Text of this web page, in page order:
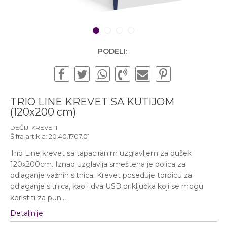
1
PODELI:
TRIO LINE KREVET SA KUTIJOM
(120x200 cm)
DEČIJI KREVETI
Šifra artikla: 20.40.1707.01
Trio Line krevet sa tapaciranim uzglavljem za dušek
120x200cm. Iznad uzglavlja smeštena je polica za
odlaganje važnih sitnica. Krevet poseduje torbicu za
odlaganje sitnica, kao i dva USB priključka koji se mogu
koristiti za pun...
Detaljnije
Subotom od 10:00 do